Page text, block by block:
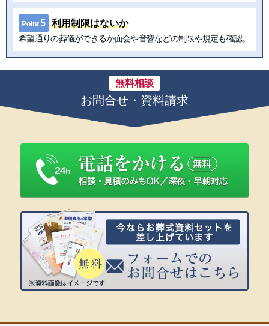
Point5 利用制限はないか
希望通りの葬儀ができるか面会や音響などの制限や規定も確認。
無料相談
お問合せ・資料請求